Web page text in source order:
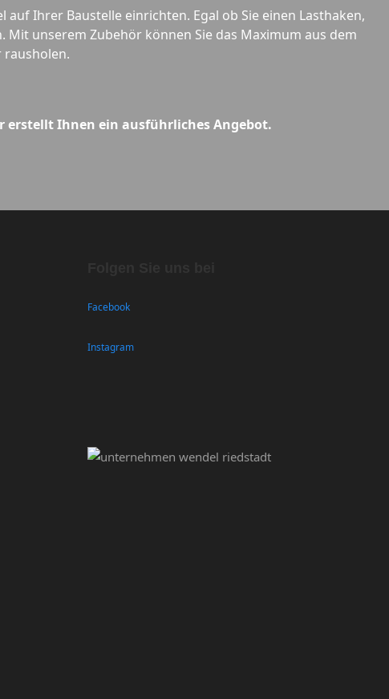
Ihrer Baustelle einrichten. Egal ob Sie einen Lasthaken,
unserem Zubehör können Sie das Maximum aus dem
rausholen.
erstellt Ihnen ein ausführliches Angebot.
Facebook
Instagram